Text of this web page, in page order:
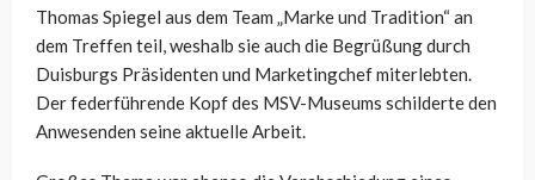
Thomas Spiegel aus dem Team „Marke und Tradition“ an
dem Treffen teil, weshalb sie auch die Begrüßung durch
Duisburgs Präsidenten und Marketingchef miterlebten.
Der federführende Kopf des MSV-Museums schilderte den
Anwesenden seine aktuelle Arbeit.